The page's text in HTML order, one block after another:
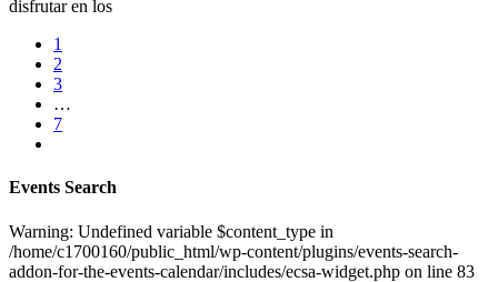
disfrutar en los
1
2
3
…
7
Events Search
Warning: Undefined variable $content_type in
/home/c1700160/public_html/wp-content/plugins/events-search-
addon-for-the-events-calendar/includes/ecsa-widget.php on line 83